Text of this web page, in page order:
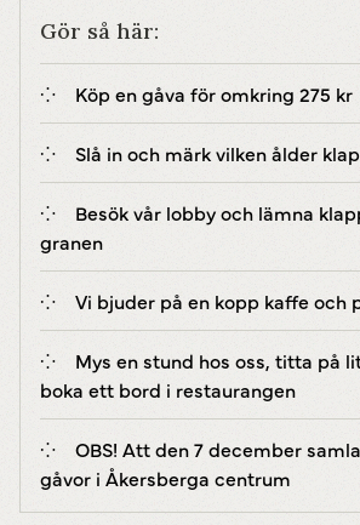
Gör så här:
Köp en gåva för omkring 275 kr
Slå in och märk vilken ålder
Besök vår lobby och lämna
granen
Vi bjuder på en kopp kaffe och
Mys en stund hos oss, titta på
boka ett bord i restaurangen
OBS! Att den 7 december
gåvor i Åkersberga centrum